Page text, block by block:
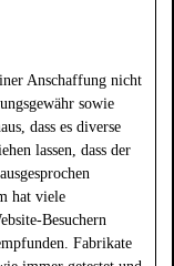
Anschaffung nicht
sowie
dass es diverse
lassen, dass der
hat viele
Besuchern
Fabrikate